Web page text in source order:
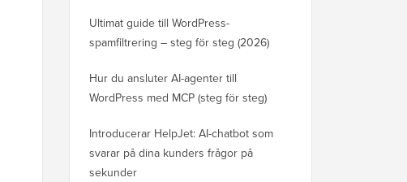
Ultimat guide till WordPress-
spamfiltrering – steg för steg (2026)
Hur du ansluter AI-agenter till
WordPress med MCP (steg för steg)
Introducerar HelpJet: AI-chatbot som
svarar på dina kunders frågor på
sekunder